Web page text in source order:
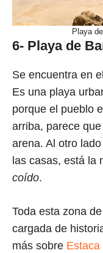
Playa
6- Playa de
Se encuentra en
Es una playa
porque el pueblo
arriba, parece
arena. Al otro
las casas, está la
coído.
Toda esta zona
cargada de
más sobre Estaca